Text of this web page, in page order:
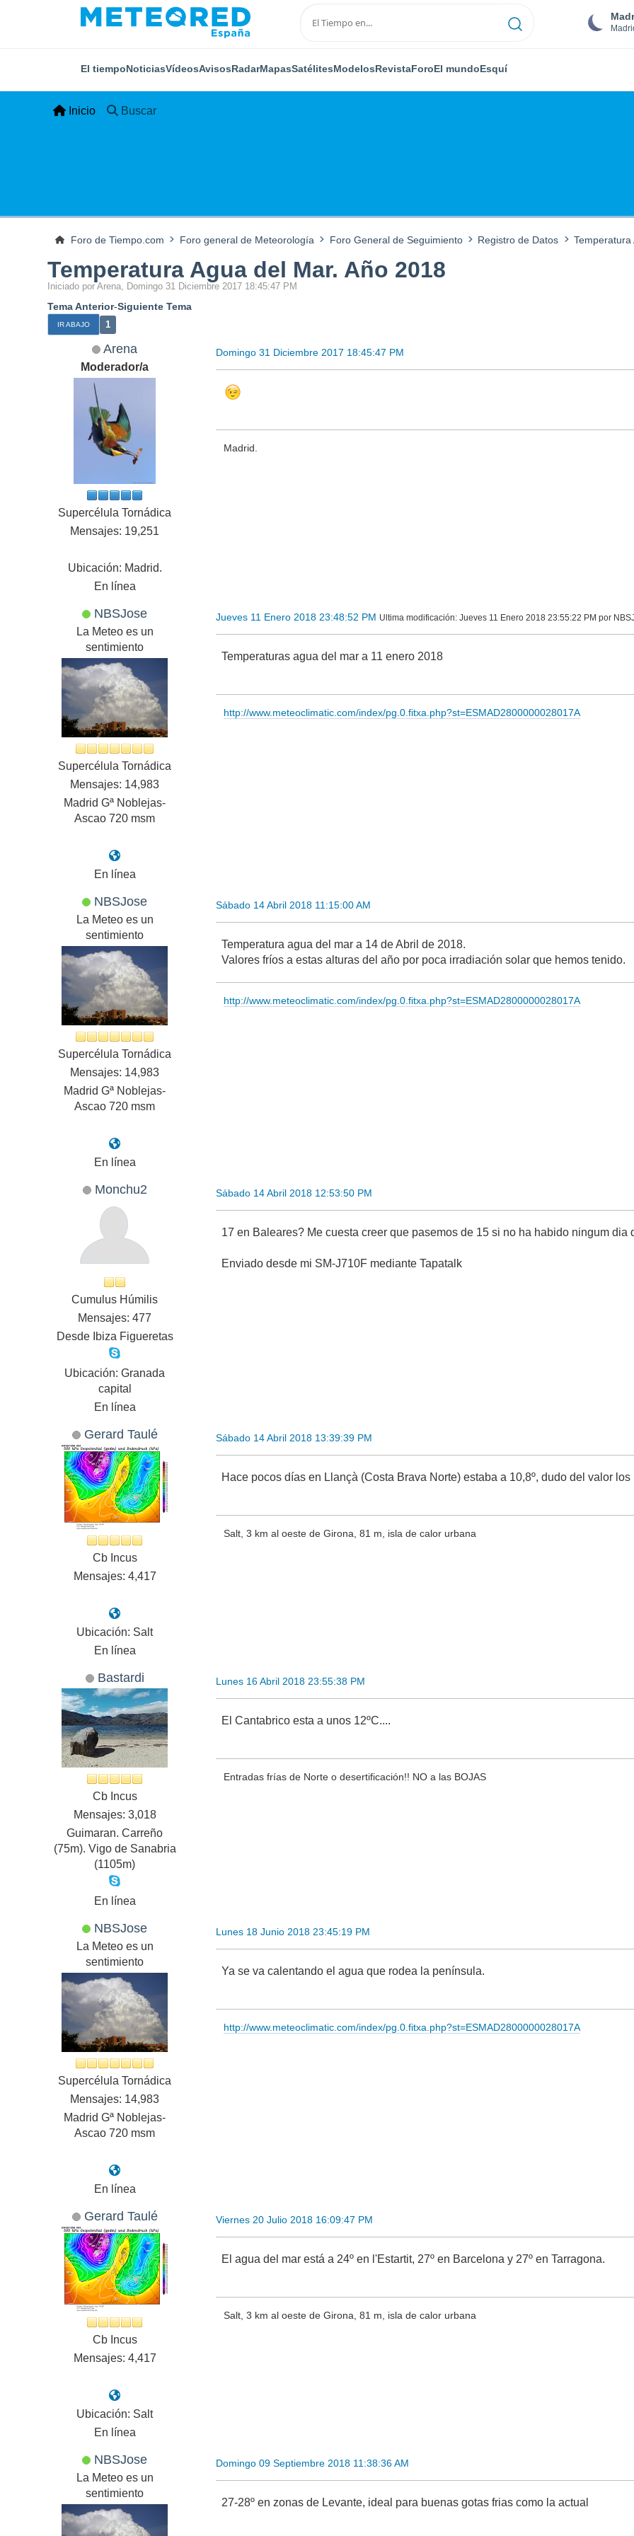
El tiempoNoticiasVídeosAvisosRadarMapasSatélitesModelosRevistaForoEl mundoEsquí
Inicio Buscar
Foro de Tiempo.com Foro general de Meteorología Foro General de Seguimiento Registro de Datos
Temperatura Agua del Mar. Año 2018
Iniciado por Arena, Domingo 31 Diciembre 2017 18:45:47 PM
Tema Anterior-Siguiente Tema
IR ABAJO 1
Arena
Moderador/a
Supercélula Tornádica
Mensajes: 19,251
Ubicación: Madrid.
En línea
Domingo 31 Diciembre 2017 18:45:47 PM
Madrid.
NBSJose
La Meteo es un
sentimiento
Supercélula Tornádica
Mensajes: 14,983
Madrid Gª Noblejas-
Ascao 720 msm
En línea
Jueves 11 Enero 2018 23:48:52 PM Ultima modificación: Jueves 11 Enero 2018 23:55:22 PM por
Temperaturas agua del mar a 11 enero 2018
http://www.meteoclimatic.com/index/pg.0.fitxa.php?st=ESMAD2800000028017A
NBSJose
La Meteo es un
sentimiento
Supercélula Tornádica
Mensajes: 14,983
Madrid Gª Noblejas-
Ascao 720 msm
En línea
Sábado 14 Abril 2018 11:15:00 AM
Temperatura agua del mar a 14 de Abril de 2018.
Valores fríos a estas alturas del año por poca irradiación solar que hemos tenido.
http://www.meteoclimatic.com/index/pg.0.fitxa.php?st=ESMAD2800000028017A
Monchu2
Cumulus Húmilis
Mensajes: 477
Desde Ibiza Figueretas
Ubicación: Granada
capital
En línea
Sábado 14 Abril 2018 12:53:50 PM
17 en Baleares? Me cuesta creer que pasemos de 15 si no ha habido ningum dia
Enviado desde mi SM-J710F mediante Tapatalk
Gerard Taulé
Cb Incus
Mensajes: 4,417
Ubicación: Salt
En línea
Sábado 14 Abril 2018 13:39:39 PM
Hace pocos días en Llançà (Costa Brava Norte) estaba a 10,8º, dudo del valor los
Salt, 3 km al oeste de Girona, 81 m, isla de calor urbana
Bastardi
Cb Incus
Mensajes: 3,018
Guimaran. Carreño
(75m). Vigo de Sanabria
(1105m)
En línea
Lunes 16 Abril 2018 23:55:38 PM
El Cantabrico esta a unos 12ºC....
Entradas frías de Norte o desertificación!! NO a las BOJAS
NBSJose
La Meteo es un
sentimiento
Supercélula Tornádica
Mensajes: 14,983
Madrid Gª Noblejas-
Ascao 720 msm
En línea
Lunes 18 Junio 2018 23:45:19 PM
Ya se va calentando el agua que rodea la península.
http://www.meteoclimatic.com/index/pg.0.fitxa.php?st=ESMAD2800000028017A
Gerard Taulé
Cb Incus
Mensajes: 4,417
Ubicación: Salt
En línea
Viernes 20 Julio 2018 16:09:47 PM
El agua del mar está a 24º en l'Estartit, 27º en Barcelona y 27º en Tarragona.
Salt, 3 km al oeste de Girona, 81 m, isla de calor urbana
NBSJose
La Meteo es un
sentimiento
Domingo 09 Septiembre 2018 11:38:36 AM
27-28º en zonas de Levante, ideal para buenas gotas frias como la actual